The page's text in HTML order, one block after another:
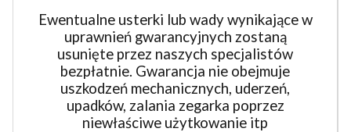
Ewentualne usterki lub wady wynikające w
uprawnień gwarancyjnych zostaną
usunięte przez naszych specjalistów
bezpłatnie. Gwarancja nie obejmuje
uszkodzeń mechanicznych, uderzeń,
upadków, zalania zegarka poprzez
niewłaściwe użytkowanie itp